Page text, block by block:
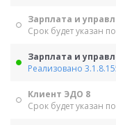
Зарплата и
Срок будет указан
Зарплата и
Реализовано
Клиент ЭДО 8
Срок будет указан